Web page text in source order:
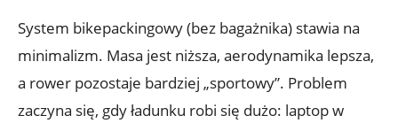
System bikepackingowy (bez bagażnika) stawia na
minimalizm. Masa jest niższa, aerodynamika lepsza,
a rower pozostaje bardziej „sportowy”. Problem
zaczyna się, gdy ładunku robi się dużo: laptop w